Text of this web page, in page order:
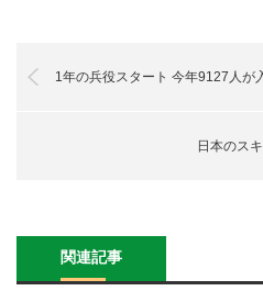
1年の兵役スタート 今年9127人が
日本のス
関連記事